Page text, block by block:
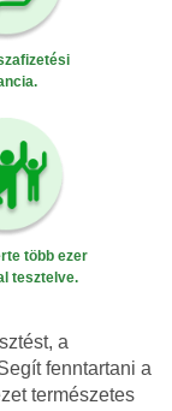
több ezer
tesztelve.
a
fenntartani a
természetes